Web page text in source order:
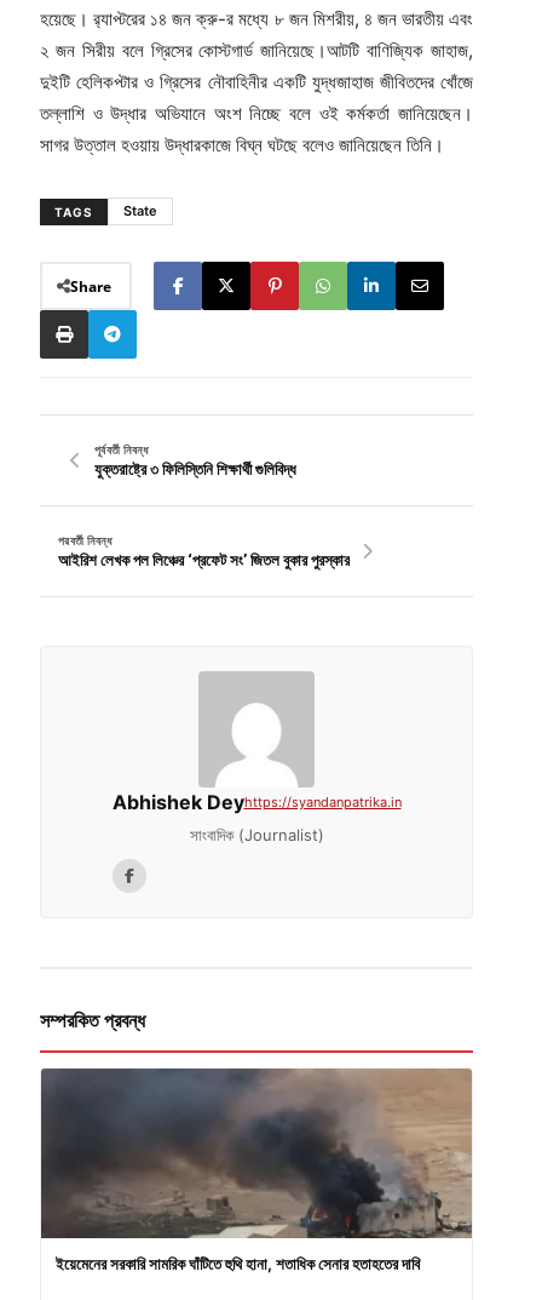
হয়েছে। র‌্যাপ্টরের ১৪ জন ক্রু-র মধ্যে ৮ জন মিশরীয়, ৪ জন ভারতীয় এবং
২ জন সিরীয় বলে গ্রিসের কোস্টগার্ড জানিয়েছে।আটটি বাণিজ্যিক জাহাজ,
দুইটি হেলিকপ্টার ও গ্রিসের নৌবাহিনীর একটি যুদ্ধজাহাজ জীবিতদের খোঁজে
তল্লাশি ও উদ্ধার অভিযানে অংশ নিচ্ছে বলে ওই কর্মকর্তা জানিয়েছেন।
সাগর উত্তাল হওয়ায় উদ্ধারকাজে বিঘ্ন ঘটছে বলেও জানিয়েছেন তিনি।
TAGS State
Share
পূর্ববর্তী নিবন্ধ
যুক্তরাষ্ট্রে ৩ ফিলিস্তিনি শিক্ষার্থী গুলিবিদ্ধ
পরবর্তী নিবন্ধ
আইরিশ লেখক পল লিঞ্চের ‘প্রফেট সং’ জিতল বুকার পুরস্কার
Abhishek Deyhttps://syandanpatrika.in
সাংবাদিক (Journalist)
সম্পরকিত প্রবন্ধ
ইয়েমেনের সরকারি সামরিক ঘাঁটিতে হুথি হানা, শতাধিক সেনার হতাহতের দাবি